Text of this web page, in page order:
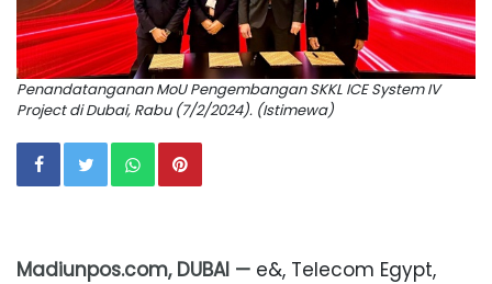
Penandatanganan MoU Pengembangan SKKL ICE System IV
Project di Dubai, Rabu (7/2/2024). (Istimewa)
Madiunpos.com, DUBAI — e&, Telecom Egypt,